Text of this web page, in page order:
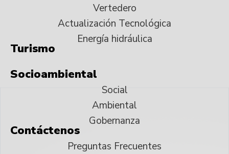
Vertedero
Actualización Tecnológica
Energía hidráulica
Turismo
Socioambiental
Social
Ambiental
Gobernanza
Contáctenos
Preguntas Frecuentes